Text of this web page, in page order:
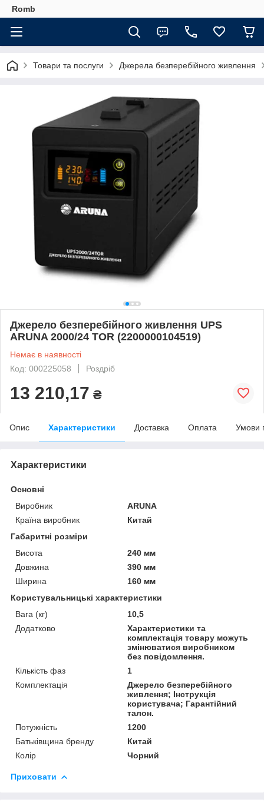
Romb
Товари та послуги Джерела безперебійного живлення
Джерело безперебійного живлення UPS
ARUNA 2000/24 TOR (2200000104519)
Немає в наявності
Код: 000225058
Роздріб
13 210,17 ₴
Опис Характеристики Доставка Оплата Умови
Характеристики
Основні
Виробник
ARUNA
Країна виробник
Китай
Габаритні розміри
Висота
240 мм
Довжина
390 мм
Ширина
160 мм
Користувальницькі характеристики
Вага (кг)
10,5
Додатково
Характеристики та
комплектація товару можуть
змінюватися виробником
без повідомлення.
Кількість фаз
1
Комплектація
Джерело безперебійного
живлення; Інструкція
користувача; Гарантійний
талон.
Потужність
1200
Батьківщина бренду
Китай
Колір
Чорний
Приховати